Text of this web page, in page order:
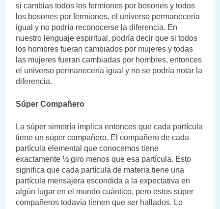
si cambias todos los fermiones por bosones y todos
los bosones por fermiones, el universo permanecería
igual y no podría reconocerse la diferencia. En
nuestro lenguaje espiritual, podría decir que si todos
los hombres fueran cambiados por mujeres y todas
las mujeres fueran cambiadas por hombres, entonces
el universo permanecería igual y no se podría notar la
diferencia.
Súper Compañero
La súper simetría implica entonces que cada partícula
tiene un súper compañero. El compañero de cada
partícula elemental que conocemos tiene
exactamente ½ giro menos que esa partícula. Esto
significa que cada partícula de materia tiene una
partícula mensajera escondida a la expectativa en
algún lugar en el mundo cuántico, pero estos súper
compañeros todavía tienen que ser hallados. Lo